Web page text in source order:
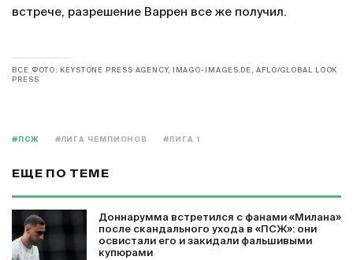
встрече, разрешение Варрен все же получил.
ВСЕ ФОТО: KEYSTONE PRESS AGENCY, IMAGO-IMAGES.DE, AFLO/GLOBAL LOOK
PRESS
#ПСЖ #ЛИГА ЧЕМПИОНОВ #ЛИГА 1
ЕЩЕ ПО ТЕМЕ
Доннарумма встретился с фанами «Милана»
после скандального ухода в «ПСЖ»: они
освистали его и закидали фальшивыми
купюрами